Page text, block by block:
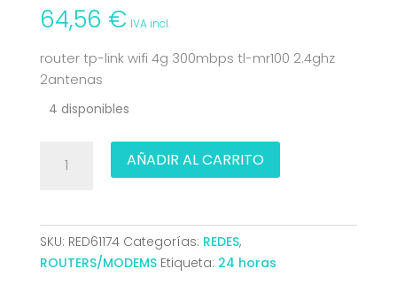
64,56 € IVA incl.
router tp-link wifi 4g 300mbps tl-mr100 2.4ghz
2antenas
4 disponibles
4G
300MBPS
AÑADIR AL CARRITO
SKU: RED61174 Categorías: REDES,
ROUTERS/MODEMS Etiqueta: 24 horas